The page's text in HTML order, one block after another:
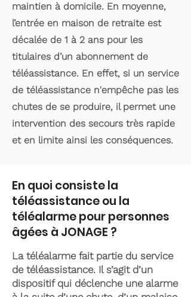
maintien à domicile. En moyenne,
l’entrée en maison de retraite est
décalée de 1 à 2 ans pour les
titulaires d’un abonnement de
téléassistance. En effet, si un service
de téléassistance n'empêche pas les
chutes de se produire, il permet une
intervention des secours très rapide
et en limite ainsi les conséquences.
En quoi consiste la
téléassistance ou la
téléalarme pour personnes
âgées à JONAGE ?
La téléalarme fait partie du service
de téléassistance. Il s’agit d’un
dispositif qui déclenche une alarme